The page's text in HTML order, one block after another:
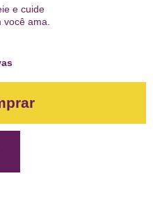
e cuide
você ama